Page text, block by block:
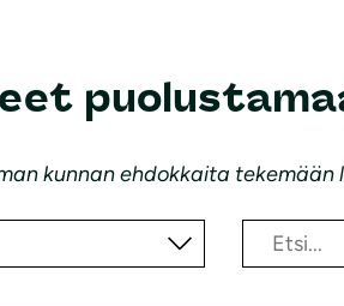
kunnan ehdokkaita tekemään